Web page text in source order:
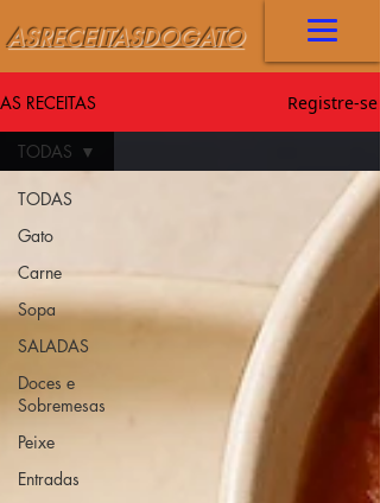
ASRECEITASDOGATO
AS RECEITAS Registre-se
TODAS
Gato
Carne
Sopa
SALADAS
Doces e
Sobremesas
Peixe
Entradas
TODAS